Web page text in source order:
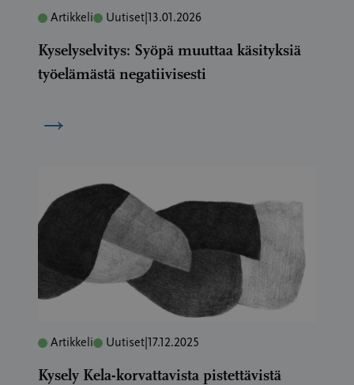
Artikkeli Uutiset 13.01.2026
Kyselyselvitys: Syöpä muuttaa käsityksiä
työelämästä negatiivisesti
→
Artikkeli Uutiset 17.12.2025
Kysely Kela-korvattavista pistettävistä